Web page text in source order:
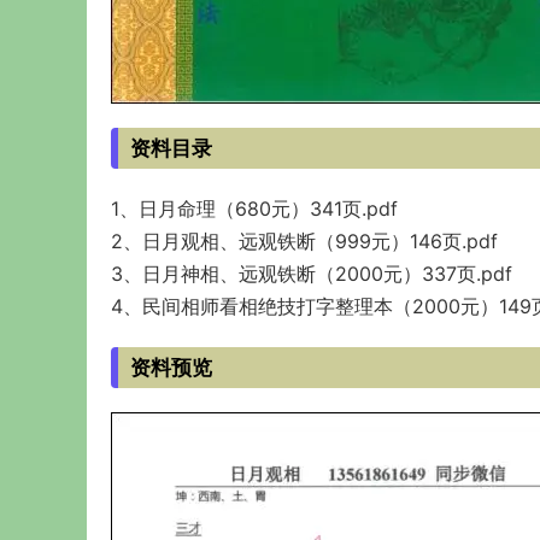
资料目录
1、日月命理（680元）341页.pdf
2、日月观相、远观铁断（999元）146页.pdf
3、日月神相、远观铁断（2000元）337页.pdf
4、民间相师看相绝技打字整理本（2000元）149
资料预览